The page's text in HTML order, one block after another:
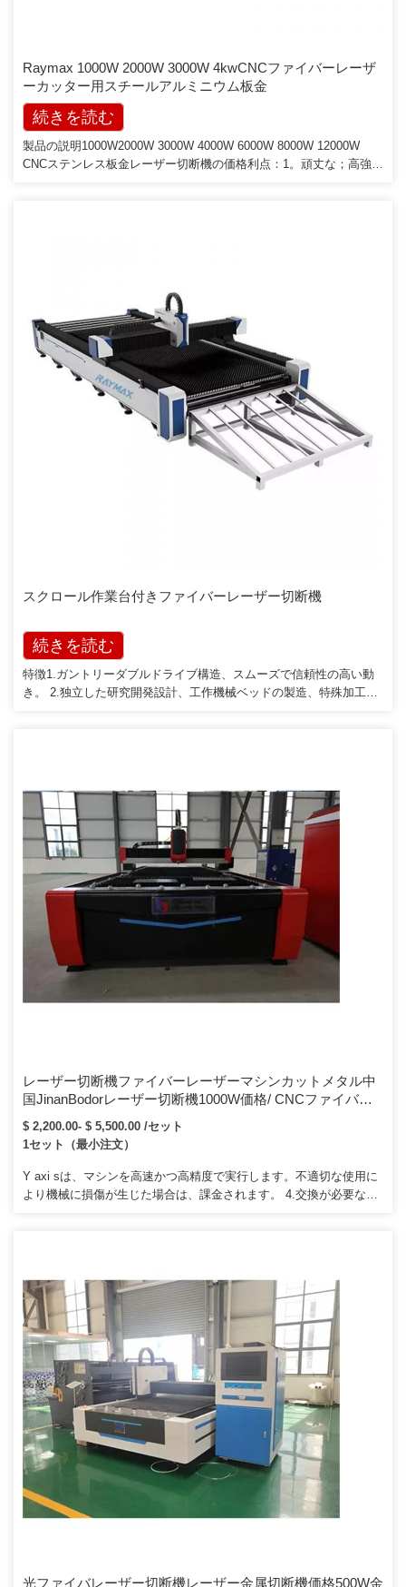
Raymax 1000W 2000W 3000W 4kwCNCファイバーレーザ
ーカッター用スチールアルミニウム板金
続きを読む
製品の説明1000W2000W 3000W 4000W 6000W 8000W 12000W
CNCステンレス板金レーザー切断機の価格利点：1。頑丈な；高強度
スクロール作業台付きファイバーレーザー切断機
続きを読む
特徴1.ガントリーダブルドライブ構造、スムーズで信頼性の高い動
き。 2.独立した研究開発設計、工作機械ベッドの製造、特殊加工技
レーザー切断機ファイバーレーザーマシンカットメタル中
国JinanBodorレーザー切断機1000W価格/ CNCファイバー
レーザーカッターシートメタル
$ 2,200.00- $ 5,500.00 /セット
1セット（最小注文）
Y axi sは、マシンを高速かつ高精度で実行します。不適切な使用に
より機械に損傷が生じた場合は、課金されます。 4.交換が必要な場
光ファイバレーザー切断機レーザー金属切断機価格500W金